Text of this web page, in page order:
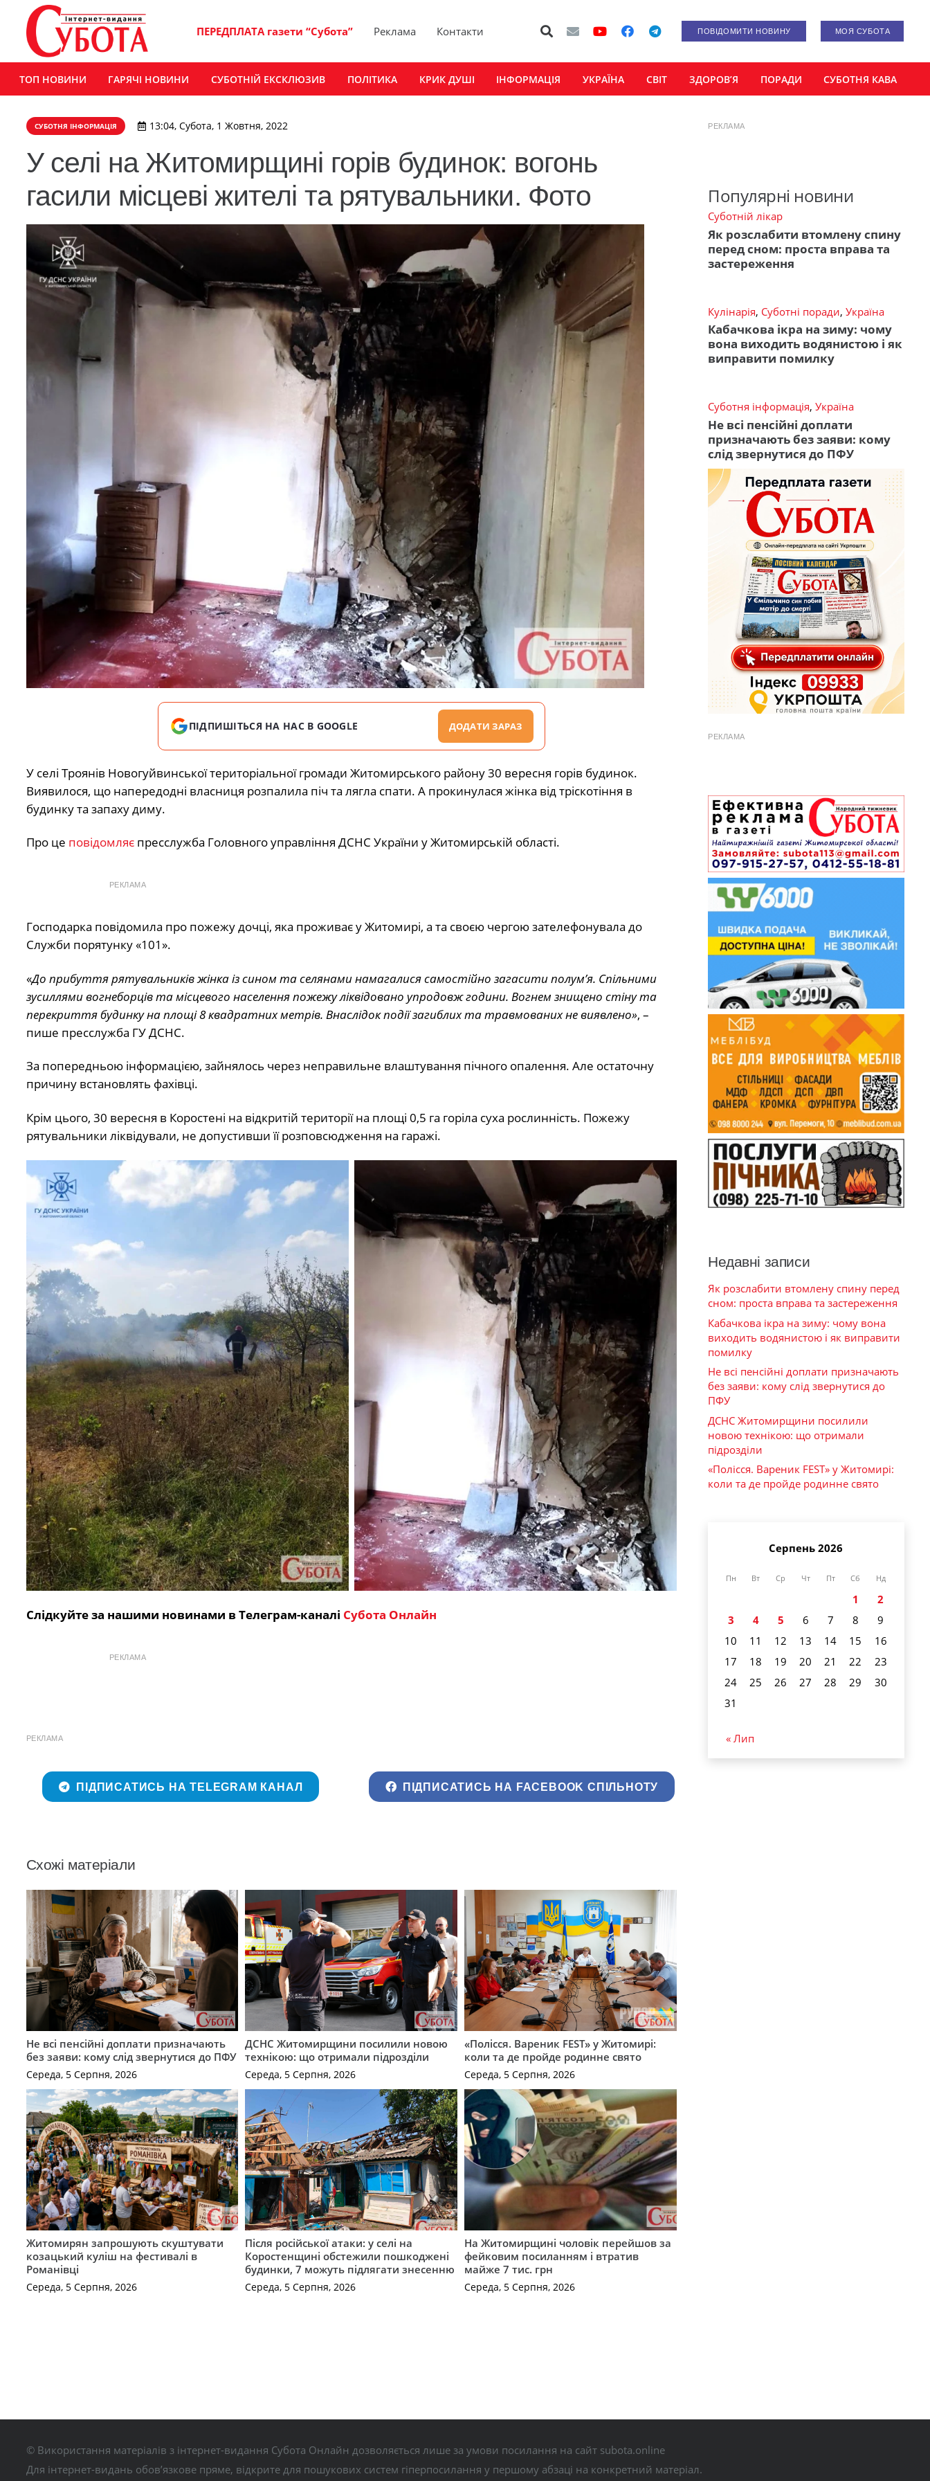
ПЕРЕДПЛАТА газети “Субота” Реклама Контакти ПОВІДОМИТИ НОВИНУ МОЯ СУБОТА
ТОП НОВИНИ ГАРЯЧІ НОВИНИ СУБОТНІЙ ЕКСКЛЮЗИВ ПОЛІТИКА КРИК ДУШІ ІНФОРМАЦІЯ УКРАЇНА СВІТ ЗДОРОВ’Я ПОРАДИ СУБОТНЯ КАВА
СУБОТНЯ ІНФОРМАЦІЯ 13:04, Субота, 1 Жовтня, 2022
У селі на Житомирщині горів будинок: вогонь
гасили місцеві жителі та рятувальники. Фото
ПІДПИШІТЬСЯ НА НАС В GOOGLE ДОДАТИ ЗАРАЗ
У селі Троянів Новогуйвинської територіальної громади Житомирського району 30 вересня горів будинок.
Виявилося, що напередодні власниця розпалила піч та лягла спати. А прокинулася жінка від тріскотіння в
будинку та запаху диму.
Про це повідомляєпресслужба Головного управління ДСНС України у Житомирській області.
РЕКЛАМА
Господарка повідомила про пожежу дочці, яка проживає у Житомирі, а та своєю чергою зателефонувала до
Служби порятунку «101».
«До прибуття рятувальників жінка із сином та селянами намагалися самостійно загасити полум’я. Спільними
зусиллями вогнеборців та місцевого населення пожежу ліквідовано упродовж години. Вогнем знищено стіну та
перекриття будинку на площі 8 квадратних метрів. Внаслідок події загиблих та травмованих не виявлено», –
пише пресслужба ГУ ДСНС.
За попередньою інформацією, зайнялось через неправильне влаштування пічного опалення. Але остаточну
причину встановлять фахівці.
Крім цього, 30 вересня в Коростені на відкритій території на площі 0,5 га горіла суха рослинність. Пожежу
рятувальники ліквідували, не допустивши її розповсюдження на гаражі.
Слідкуйте за нашими новинами в Телеграм-каналі Субота Онлайн
РЕКЛАМА
РЕКЛАМА
ПІДПИСАТИСЬ НА TELEGRAM КАНАЛ ПІДПИСАТИСЬ НА FACEBOOK СПІЛЬНОТУ
Схожі матеріали
Не всі пенсійні доплати призначають
без заяви: кому слід звернутися до ПФУ
Середа, 5 Серпня, 2026
ДСНС Житомирщини посилили новою
технікою: що отримали підрозділи
Середа, 5 Серпня, 2026
«Полісся. Вареник FEST» у Житомирі:
коли та де пройде родинне свято
Середа, 5 Серпня, 2026
Житомирян запрошують скуштувати
козацький куліш на фестивалі в
Романівці
Середа, 5 Серпня, 2026
Після російської атаки: у селі на
Коростенщині обстежили пошкоджені
будинки, 7 можуть підлягати знесенню
Середа, 5 Серпня, 2026
На Житомирщині чоловік перейшов за
фейковим посиланням і втратив
майже 7 тис. грн
Середа, 5 Серпня, 2026
РЕКЛАМА
Популярні новини
Суботній лікар
Як розслабити втомлену спину
перед сном: проста вправа та
застереження
Кулінарія, Суботні поради, Україна
Кабачкова ікра на зиму: чому
вона виходить водянистою і як
виправити помилку
Суботня інформація, Україна
Не всі пенсійні доплати
призначають без заяви: кому
слід звернутися до ПФУ
РЕКЛАМА
Недавні записи
Як розслабити втомлену спину перед
сном: проста вправа та застереження
Кабачкова ікра на зиму: чому вона
виходить водянистою і як виправити
помилку
Не всі пенсійні доплати призначають
без заяви: кому слід звернутися до
ПФУ
ДСНС Житомирщини посилили
новою технікою: що отримали
підрозділи
«Полісся. Вареник FEST» у Житомирі:
коли та де пройде родинне свято
Серпень 2026
Пн Вт Ср Чт Пт Сб Нд
1
2
3
4 5 6 7 8
9
10
11 12 13 14 15
16
17
18 19 20 21 22
23
24
25 26 27 28 29
30
31
« Лип
© Використання матеріалів з інтернет-видання Субота Онлайн дозволяється лише за умови посилання на сайт subota.online
Для інтернет-видань обов’язкове пряме, відкрите для пошукових систем гіперпосилання у першому абзаці на конкретний матеріал.